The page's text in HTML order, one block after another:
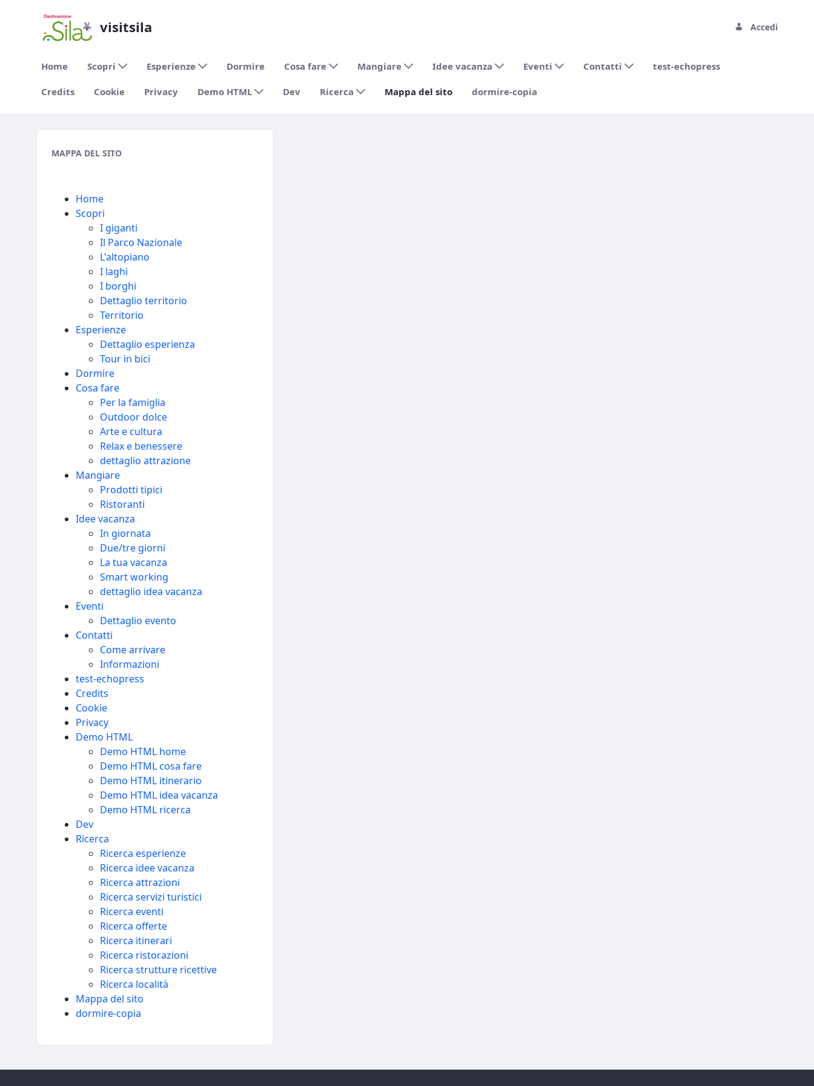
visitsila Accedi
Home Scopri Esperienze Dormire Cosa fare Mangiare Idee vacanza Eventi Contatti test-echopress
Credits Cookie Privacy Demo HTML Dev Ricerca Mappa del sito dormire-copia
Mappa del sito - visitsila
MAPPA DEL SITO
Home
Scopri
I giganti
Il Parco Nazionale
L'altopiano
I laghi
I borghi
Dettaglio territorio
Territorio
Esperienze
Dettaglio esperienza
Tour in bici
Dormire
Cosa fare
Per la famiglia
Outdoor dolce
Arte e cultura
Relax e benessere
dettaglio attrazione
Mangiare
Prodotti tipici
Ristoranti
Idee vacanza
In giornata
Due/tre giorni
La tua vacanza
Smart working
dettaglio idea vacanza
Eventi
Dettaglio evento
Contatti
Come arrivare
Informazioni
test-echopress
Credits
Cookie
Privacy
Demo HTML
Demo HTML home
Demo HTML cosa fare
Demo HTML itinerario
Demo HTML idea vacanza
Demo HTML ricerca
Dev
Ricerca
Ricerca esperienze
Ricerca idee vacanza
Ricerca attrazioni
Ricerca servizi turistici
Ricerca eventi
Ricerca offerte
Ricerca itinerari
Ricerca ristorazioni
Ricerca strutture ricettive
Ricerca località
Mappa del sito
dormire-copia